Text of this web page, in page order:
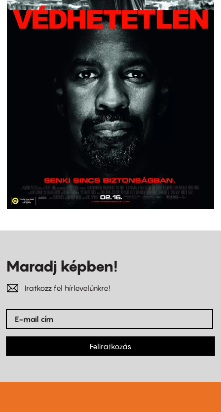
Maradj képben!
Iratkozz fel hírlevelünkre!
Feliratkozás